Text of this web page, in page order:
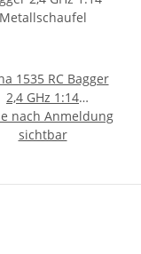
1535 RC Bagger
2,4 GHz 1:14
nach Anmeldung
sichtbar